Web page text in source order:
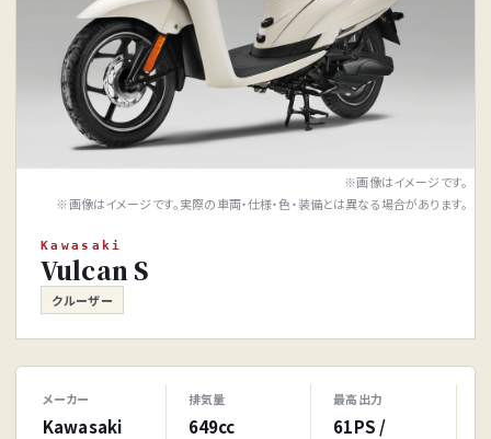
※画像はイメージです。
※画像はイメージです。実際の車両・仕様・色・装備とは異なる場合があります。
Kawasaki
Vulcan S
クルーザー
メーカー
Kawasaki
排気量
649cc
最高出力
61PS /